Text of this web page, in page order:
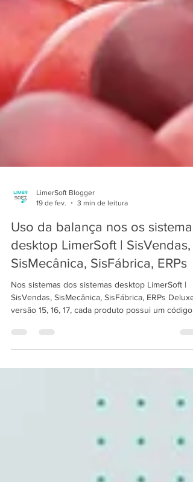
Uso da balança nos os sistemas
desktop LimerSoft | SisVendas,
SisMecânica, SisFábrica, ERPs
Nos sistemas dos sistemas desktop LimerSoft |
SisVendas, SisMecânica, SisFábrica, ERPs Deluxe
essencial para identificar o item de forma rápida